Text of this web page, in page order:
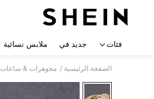
فئات جديد في ملابس نسائية
الصفحة الرئيسية / مجوهرات & ساعات